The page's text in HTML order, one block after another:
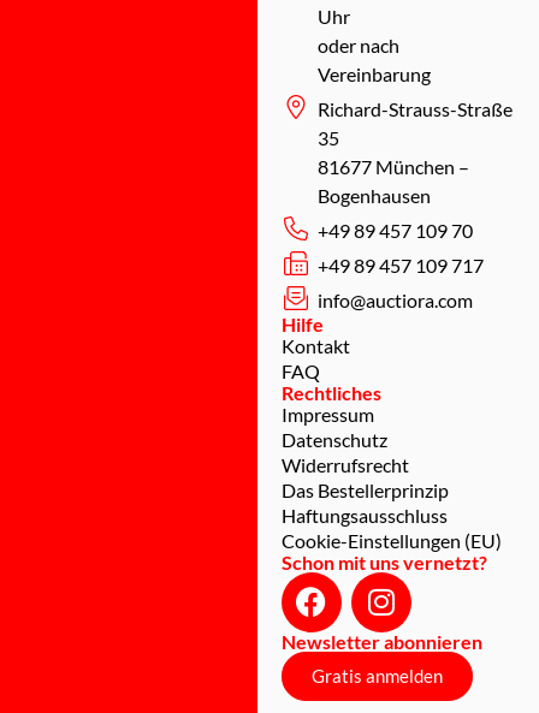
Uhr
oder nach
Vereinbarung
Richard-Strauss-Straße
35
81677 München –
Bogenhausen
+49 89 457 109 70
+49 89 457 109 717
info@auctiora.com
Hilfe
Kontakt
FAQ
Rechtliches
Impressum
Datenschutz
Widerrufsrecht
Das Bestellerprinzip
Haftungsausschluss
Cookie-Einstellungen (EU)
Schon mit uns vernetzt?
Newsletter abonnieren
Gratis anmelden